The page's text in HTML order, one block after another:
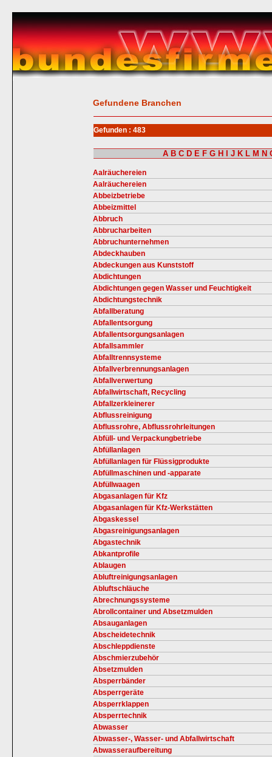
Gefundene Branchen
Gefunden : 483
A B C D E F G H J K L M N
Aalräuchereien
Aalräuchereien
Abbeizbetriebe
Abbeizmittel
Abbruch
Abbrucharbeiten
Abbruchunternehmen
Abdeckhauben
Abdeckungen aus Kunststoff
Abdichtungen
Abdichtungen gegen Wasser und Feuchtigkeit
Abdichtungstechnik
Abfallberatung
Abfallentsorgung
Abfallentsorgungsanlagen
Abfallsammler
Abfalltrennsysteme
Abfallverbrennungsanlagen
Abfallverwertung
Abfallwirtschaft, Recycling
Abfallzerkleinerer
Abflussreinigung
Abflussrohre, Abflussrohrleitungen
Abfüll- und Verpackungbetriebe
Abfüllanlagen
Abfüllanlagen für Flüssigprodukte
Abfüllmaschinen und -apparate
Abfüllwaagen
Abgasanlagen für Kfz
Abgasanlagen für Kfz-Werkstätten
Abgaskessel
Abgasreinigungsanlagen
Abgastechnik
Abkantprofile
Ablaugen
Abluftreinigungsanlagen
Abluftschläuche
Abrechnungssysteme
Abrollcontainer und Absetzmulden
Absauganlagen
Abscheidetechnik
Abschleppdienste
Abschmierzubehör
Absetzmulden
Absperrbänder
Absperrgeräte
Absperrklappen
Absperrtechnik
Abwasser
Abwasser-, Wasser- und Abfallwirtschaft
Abwasseraufbereitung